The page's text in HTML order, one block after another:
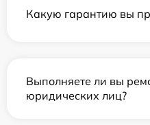
Какую гарантию вы
Выполняете ли вы
юридических лиц?